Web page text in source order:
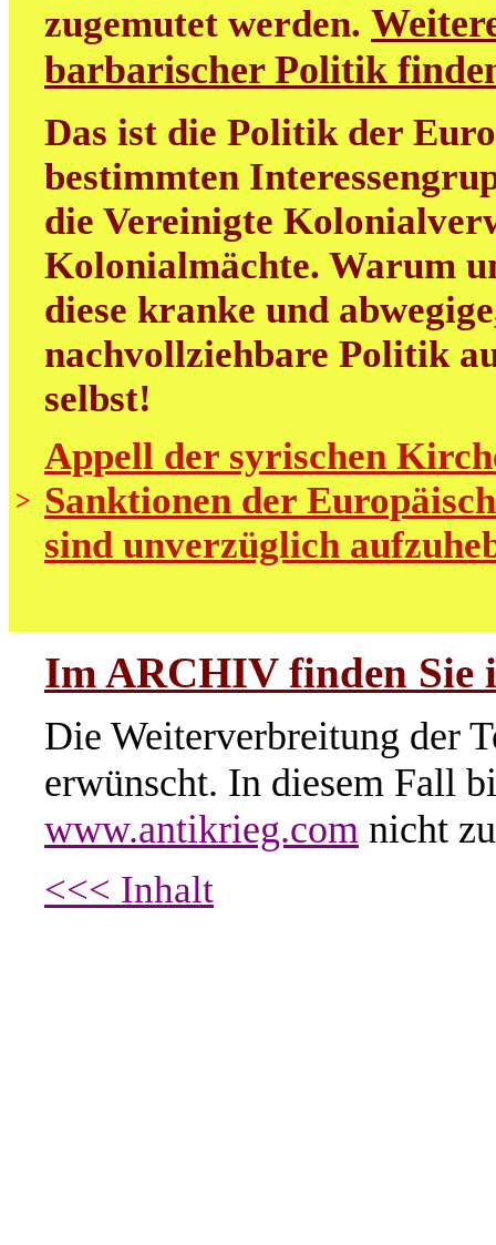
zugemutet werden.
barbarischer Politik
Das ist die Politik der
bestimmten
die Vereinigte
Kolonialmächte. Warum
diese kranke und
nachvollziehbare Politik
selbst!
>
Appell der syrischen
Sanktionen der
sind unverzüglich
Im ARCHIV finden Sie
Die Weiterverbreitung der
erwünscht. In diesem Fall
www.antikrieg.com nicht
<<< Inhalt